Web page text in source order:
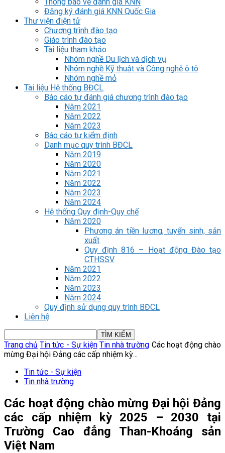
Đăng ký đánh giá KNN Quốc Gia
Thư viện điện tử
Chương trình đào tạo
Giáo trình đào tạo
Tài liệu tham khảo
Nhóm nghề Du lịch và dịch vụ
Nhóm nghề Kỹ thuật và Công nghệ ô tô
Nhóm nghề mỏ
Tài liệu Hệ thống BĐCL
Báo cáo tự đánh giá chương trình đào tạo
Năm 2021
Năm 2022
Năm 2023
Báo cáo tự kiểm định
Danh mục quy trình BĐCL
Năm 2019
Năm 2020
Năm 2021
Năm 2022
Năm 2023
Năm 2024
Hệ thống Quy định-Quy chế
Năm 2020
Phương án tiền lương, tuyển sinh, sản
xuất
Quy định 816 – Hoạt động Đào tạo
CTHSSV
Năm 2021
Năm 2022
Năm 2023
Năm 2024
Quy định sử dụng quy trình BĐCL
Liên hệ
Trang chủ Tin tức - Sự kiện Tin nhà trường Các hoạt động chào
mừng Đại hội Đảng các cấp nhiệm kỳ...
Tin tức - Sự kiện
Tin nhà trường
Các hoạt động chào mừng Đại hội Đảng
các cấp nhiệm kỳ 2025 – 2030 tại
Trường Cao đẳng Than-Khoáng sản
Việt Nam